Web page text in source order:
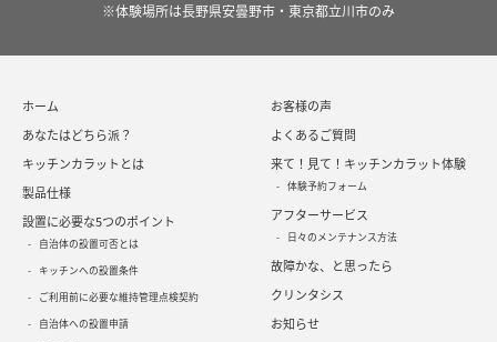
※体験場所は長野県安曇野市・東京都立川市のみ
ホーム
あなたはどちら派？
キッチンカラットとは
製品仕様
設置に必要な5つのポイント
自治体の設置可否とは
キッチンへの設置条件
ご利用前に必要な維持管理点検契約
自治体への設置申請
お客様の声
よくあるご質問
来て！見て！キッチンカラット体験
体験予約フォーム
アフターサービス
日々のメンテナンス方法
故障かな、と思ったら
クリンタシス
お知らせ